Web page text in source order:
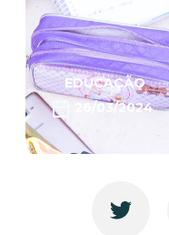
EDUCAÇÃO
26/03/2024